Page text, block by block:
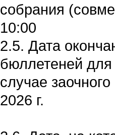
собрания
10:00
2.5. Дата
бюллетеней для
случае
2026 г.